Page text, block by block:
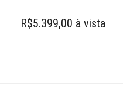
Bombonieres
R$5.399,00 à vista